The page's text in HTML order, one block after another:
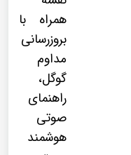
همراه با
بروزرسانی
مداوم
گوگل،
راهنمای
صوتی
هوشمند